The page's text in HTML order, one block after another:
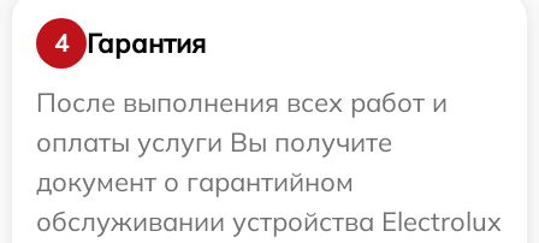
4
Гарантия
После выполнения всех работ и
оплаты услуги Вы получите
документ о гарантийном
обслуживании устройства Electrolux